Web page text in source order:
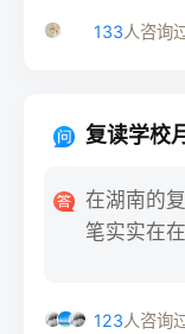
133人咨询
复读学校
在湖南的
笔实实在
123人咨询